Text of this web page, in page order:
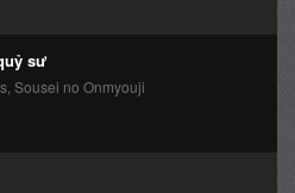
sư
Sousei no Onmyouji